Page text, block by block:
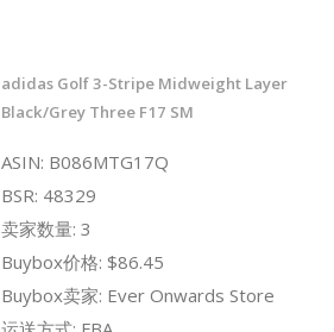
adidas Golf 3-Stripe Midweight Layer
Black/Grey Three F17 SM
ASIN: B086MTG17Q
BSR: 48329
卖家数量: 3
Buybox价格: $86.45
Buybox卖家: Ever Onwards Store